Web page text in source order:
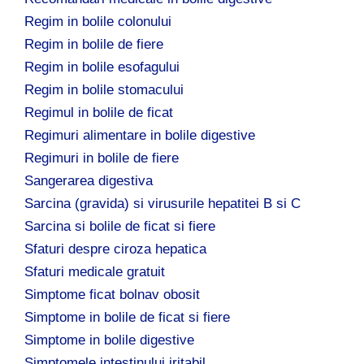
Regim in bolile colonului
Regim in bolile de fiere
Regim in bolile esofagului
Regim in bolile stomacului
Regimul in bolile de ficat
Regimuri alimentare in bolile digestive
Regimuri in bolile de fiere
Sangerarea digestiva
Sarcina (gravida) si virusurile hepatitei B si C
Sarcina si bolile de ficat si fiere
Sfaturi despre ciroza hepatica
Sfaturi medicale gratuit
Simptome ficat bolnav obosit
Simptome in bolile de ficat si fiere
Simptome in bolile digestive